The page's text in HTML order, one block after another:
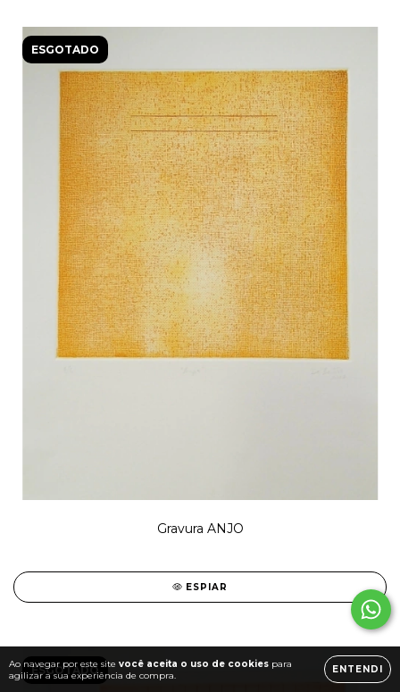
Ao navegar por este site você aceita o uso de cookies para
agilizar a sua experiência de compra.
ENTENDI
ESGOTADO
Gravura ANJO
ESPIAR
ESGOTADO